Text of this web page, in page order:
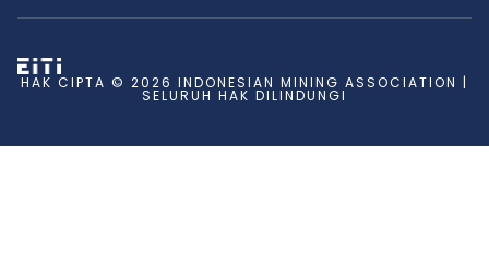
HAK CIPTA © 2026 INDONESIAN MINING ASSOCIATION |
SELURUH HAK DILINDUNGI